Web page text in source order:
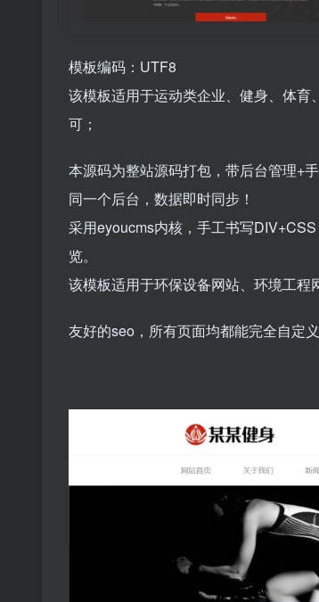
模板编码：UTF8
该模板适用于运动类企业、健身、体
可；
本源码为整站源码打包，带后台管理+
同一个后台，数据即时同步！
采用eyoucms内核，手工书写
览。
该模板适用于环保设备网站、环境工程
友好的seo，所有页面均都能完全自定